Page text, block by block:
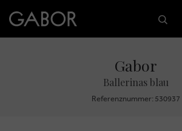
Gabor
Ballerinas blau
Referenznummer: 530937